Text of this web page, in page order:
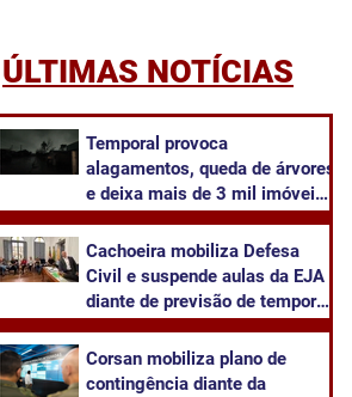
ÚLTIMAS NOTÍCIAS
Temporal provoca
alagamentos, queda de árvores
e deixa mais de 3 mil imóveis
Sul
Cachoeira mobiliza Defesa
Civil e suspende aulas da EJA
diante de previsão de temporal
Corsan mobiliza plano de
contingência diante da